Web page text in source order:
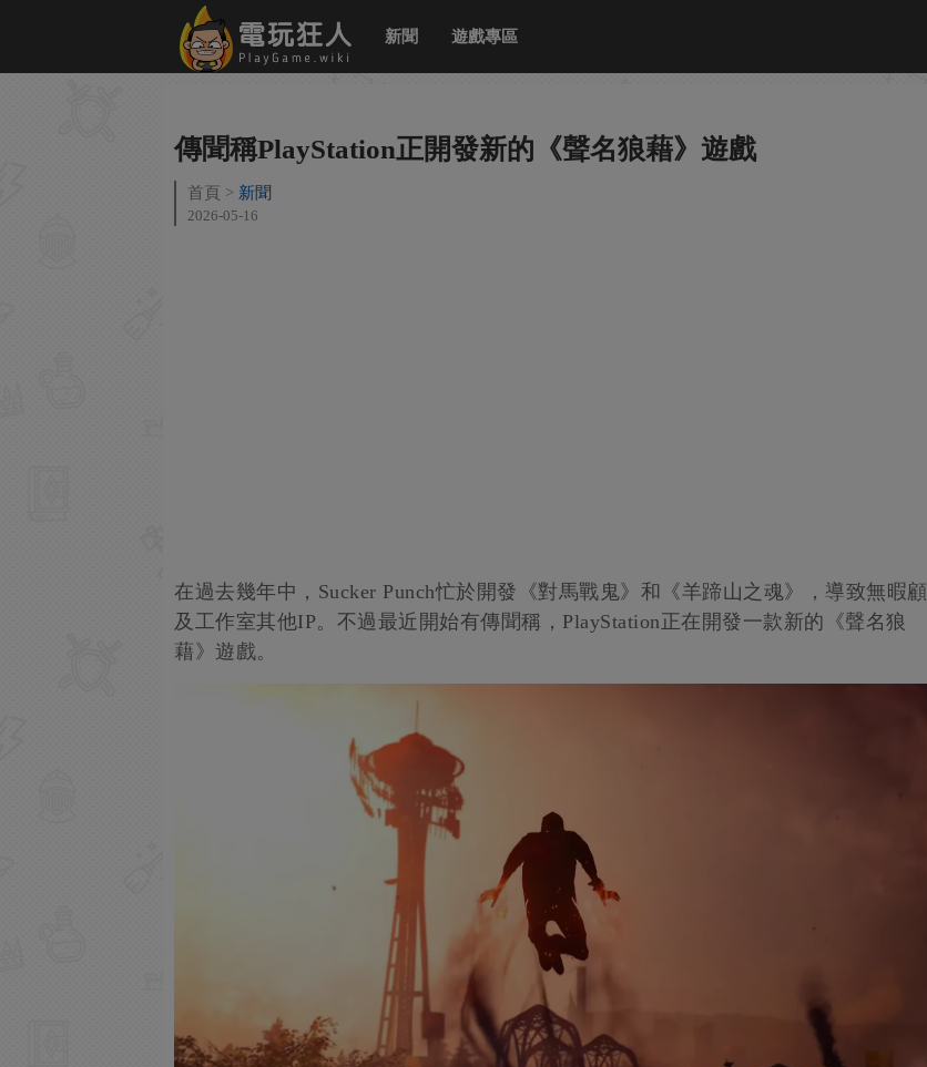
新聞 遊戲專區
傳聞稱PlayStation正開發新的《聲名狼藉》遊戲
首頁 新聞
2026-05-16
在過去幾年中，Sucker Punch忙於開發《對馬戰鬼》和《羊蹄山之魂》，導致無暇顧
及工作室其他IP。不過最近開始有傳聞稱，PlayStation正在開發一款新的《聲名狼
藉》遊戲。